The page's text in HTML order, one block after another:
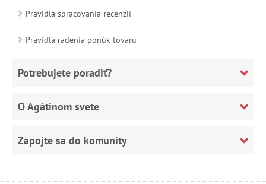
Pravidlá spracovania recenzií
Pravidlá radenia ponúk tovaru
Potrebujete poradiť?
O Agátinom svete
Zapojte sa do komunity